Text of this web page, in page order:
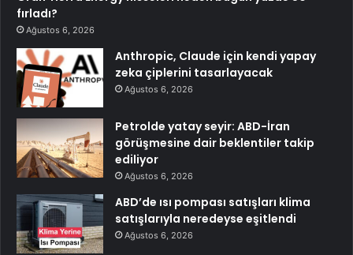
fırladı?
Ağustos 6, 2026
Anthropic, Claude için kendi yapay
zeka çiplerini tasarlayacak
Ağustos 6, 2026
Petrolde yatay seyir: ABD-İran
görüşmesine dair beklentiler takip
ediliyor
Ağustos 6, 2026
ABD’de ısı pompası satışları klima
satışlarıyla neredeyse eşitlendi
Ağustos 6, 2026